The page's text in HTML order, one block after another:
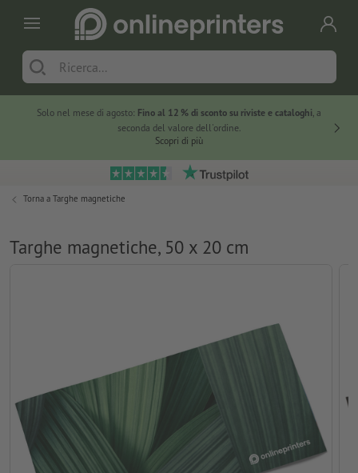
Solo nel mese di agosto: Fino al 12 % di sconto su riviste e cataloghi, a
seconda del valore dell'ordine.
Scopri di più
Torna a Targhe magnetiche
Targhe magnetiche, 50 x 20 cm